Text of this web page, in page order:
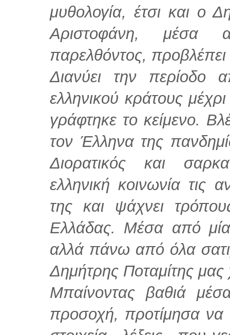
μυθολογία, έτσι και ο
Αριστοφάνη, μέσα
παρελθόντος, προβλέπει
Διανύει την
ελληνικού κράτους
γράφτηκε το κείμενο.
τον Έλληνα της
Διορατικός και
ελληνική κοινωνία τις
της και ψάχνει
Ελλάδας. Μέσα από
αλλά πάνω από όλα
Δημήτρης Ποταμίτης μας
Μπαίνοντας βαθιά
προσοχή, προτίμησα να